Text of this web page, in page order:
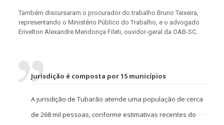
Também discursaram o procurador do trabalho Bruno Teixeira,
representando o Ministério Público do Trabalho, e o advogado
Erivelton Alexandre Mendonça Fileti, ouvidor-geral da OAB-SC.
Jurisdição é composta por 15 municípios
A jurisdição de Tubarão atende uma população de cerca
de 268 mil pessoas, conforme estimativas recentes do